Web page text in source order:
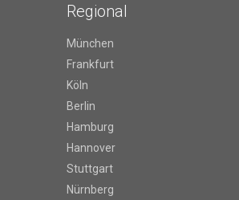
Regional
München
Frankfurt
Köln
Berlin
Hamburg
Hannover
Stuttgart
Nürnberg